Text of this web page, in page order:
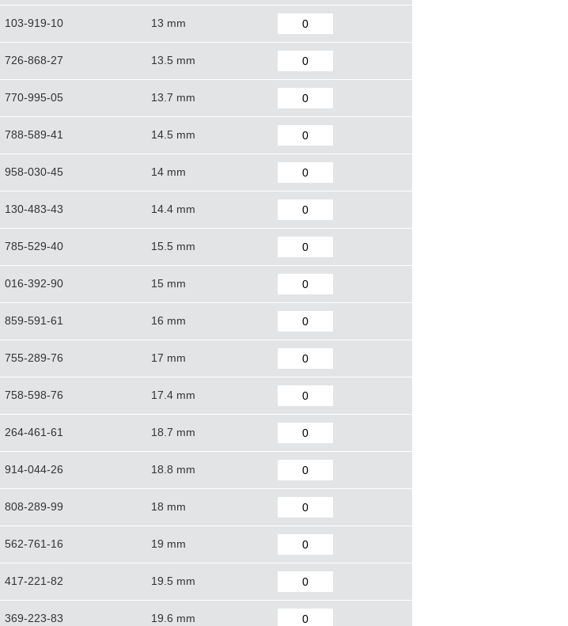
103-919-10 13 mm
726-868-27 13.5 mm
770-995-05 13.7 mm
788-589-41 14.5 mm
958-030-45 14 mm
130-483-43 14.4 mm
785-529-40 15.5 mm
016-392-90 15 mm
859-591-61 16 mm
755-289-76 17 mm
758-598-76 17.4 mm
264-461-61 18.7 mm
914-044-26 18.8 mm
808-289-99 18 mm
562-761-16 19 mm
417-221-82 19.5 mm
369-223-83 19.6 mm